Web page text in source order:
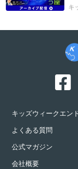
キ
キッズウィークエン
よくある質問
公式マガジン
会社概要